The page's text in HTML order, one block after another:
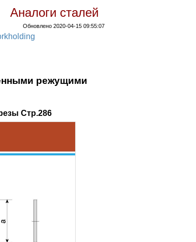
Аналоги сталей
Обновлено 2020-04-15 09:55:07
режущими
Стр.286